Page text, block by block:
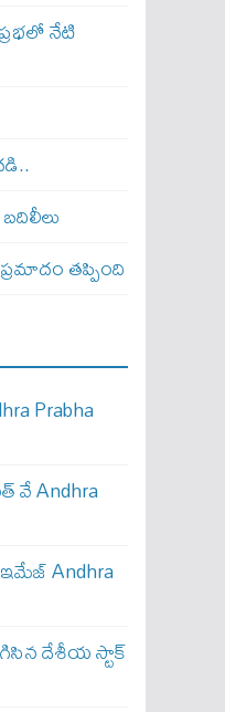
నేటి
తప్పింది
Prabha
వే Andhra
Andhra
దేశీయ స్టాక్